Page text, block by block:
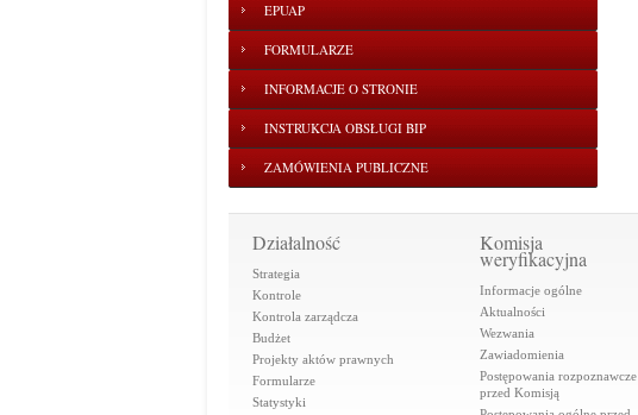
EPUAP
FORMULARZE
INFORMACJE O STRONIE
INSTRUKCJA OBSŁUGI BIP
ZAMÓWIENIA PUBLICZNE
Działalność
Strategia
Kontrole
Kontrola zarządcza
Budżet
Projekty aktów prawnych
Formularze
Statystyki
Komisja
weryfikacyjna
Informacje ogólne
Aktualności
Wezwania
Zawiadomienia
Postępowania rozpoznawcze
przed Komisją